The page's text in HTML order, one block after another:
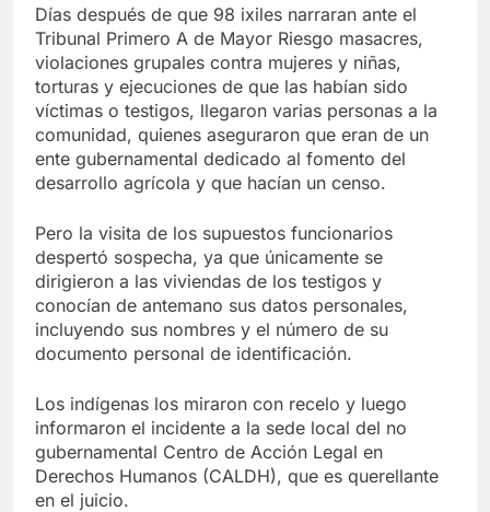
Días después de que 98 ixiles narraran ante el
Tribunal Primero A de Mayor Riesgo masacres,
violaciones grupales contra mujeres y niñas,
torturas y ejecuciones de que las habían sido
víctimas o testigos, llegaron varias personas a la
comunidad, quienes aseguraron que eran de un
ente gubernamental dedicado al fomento del
desarrollo agrícola y que hacían un censo.
Pero la visita de los supuestos funcionarios
despertó sospecha, ya que únicamente se
dirigieron a las viviendas de los testigos y
conocían de antemano sus datos personales,
incluyendo sus nombres y el número de su
documento personal de identificación.
Los indígenas los miraron con recelo y luego
informaron el incidente a la sede local del no
gubernamental Centro de Acción Legal en
Derechos Humanos (CALDH), que es querellante
en el juicio.